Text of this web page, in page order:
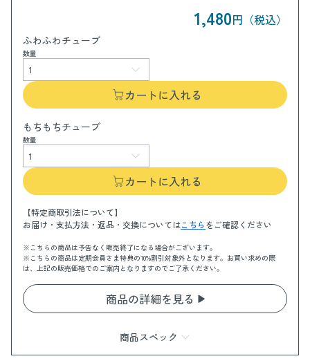
1,480円（税込）
ふわふわチューブ
数量
カートに入れる
もちもちチューブ
数量
カートに入れる
【特定商取引法について】
お届け・支払方法・返品・交換についてはこちらをご確認ください
※こちらの商品は予告なく販売終了になる場合がございます。
※こちらの商品は定期会員さま特典の10%割引対象外となります。お買い求めの際
は、上記の販売価格でのご案内となりますのでご了承ください。
商品の詳細を見る
商品スペック